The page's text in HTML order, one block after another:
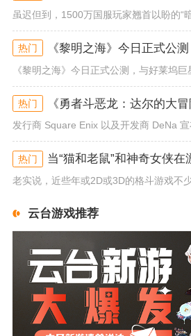
热门 《黎明之海》今日正式公测
热门
热门 当“猫和老鼠”和神奇女侠在
云台游戏推荐